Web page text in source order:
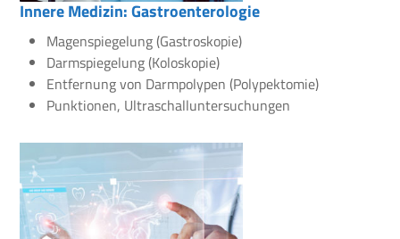
Innere Medizin: Gastroenterologie
Magenspiegelung (Gastroskopie)
Darmspiegelung (Koloskopie)
Entfernung von Darmpolypen (Polypektomie)
Punktionen, Ultraschalluntersuchungen